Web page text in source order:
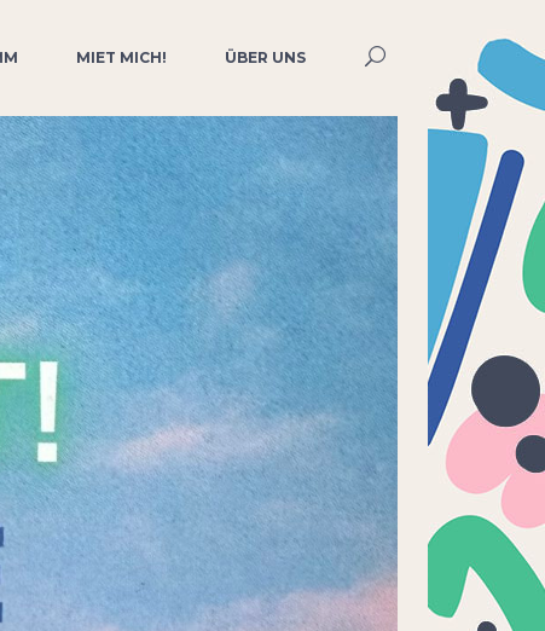
MIET MICH! ÜBER UNS